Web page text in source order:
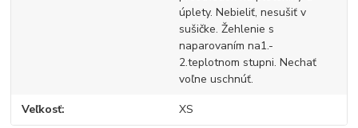
úplety. Nebieliť, nesušiť v
sušičke. Žehlenie s
naparovaním na1.-
2.teplotnom stupni. Nechať
voľne uschnúť.
Veľkosť XS